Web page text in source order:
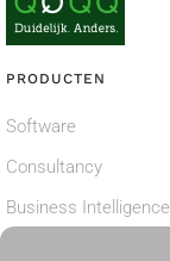
PRODUCTEN
Software
Consultancy
Business Intelligence